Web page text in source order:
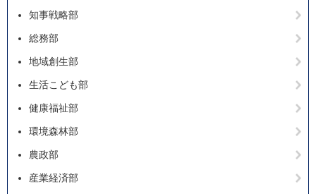
知事戦略部
総務部
地域創生部
生活こども部
健康福祉部
環境森林部
農政部
産業経済部